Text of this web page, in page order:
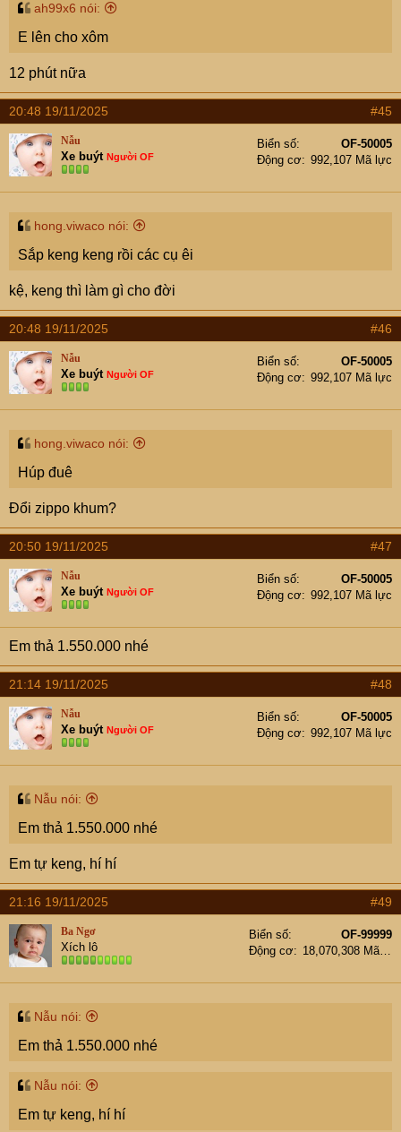
ah99x6 nói:
E lên cho xôm
12 phút nữa
20:48 19/11/2025 #45
Nẫu
Xe buýt Người OF
Biển số
OF-50005
Động cơ
992,107 Mã lực
hong.viwaco nói:
Sắp keng keng rồi các cụ êi
kệ, keng thì làm gì cho đời
20:48 19/11/2025 #46
Nẫu
Xe buýt Người OF
Biển số
OF-50005
Động cơ
992,107 Mã lực
hong.viwaco nói:
Húp đuê
Đổi zippo khum?
20:50 19/11/2025 #47
Nẫu
Xe buýt Người OF
Biển số
OF-50005
Động cơ
992,107 Mã lực
Em thả 1.550.000 nhé
21:14 19/11/2025 #48
Nẫu
Xe buýt Người OF
Biển số
OF-50005
Động cơ
992,107 Mã lực
Nẫu nói:
Em thả 1.550.000 nhé
Em tự keng, hí hí
21:16 19/11/2025 #49
Ba Ngơ
Xích lô
Biển số
OF-99999
Động cơ
18,070,308 Mã lực
Nẫu nói:
Em thả 1.550.000 nhé
Nẫu nói:
Em tự keng, hí hí